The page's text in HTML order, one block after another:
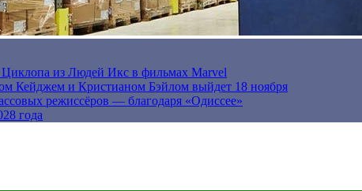
из Людей Икс в фильмах Marvel
Кейджем и Кристианом Бэйлом выйдет 18 ноября
режиссёров — благодаря «Одиссее»
года